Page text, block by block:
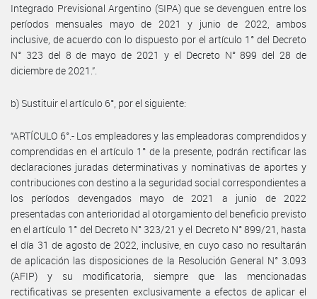
Integrado Previsional Argentino (SIPA) que se devenguen entre los
períodos mensuales mayo de 2021 y junio de 2022, ambos
inclusive, de acuerdo con lo dispuesto por el artículo 1° del Decreto
N° 323 del 8 de mayo de 2021 y el Decreto N° 899 del 28 de
diciembre de 2021.”.
b) Sustituir el artículo 6°, por el siguiente:
“ARTÍCULO 6°.- Los empleadores y las empleadoras comprendidos y
comprendidas en el artículo 1° de la presente, podrán rectificar las
declaraciones juradas determinativas y nominativas de aportes y
contribuciones con destino a la seguridad social correspondientes a
los períodos devengados mayo de 2021 a junio de 2022
presentadas con anterioridad al otorgamiento del beneficio previsto
en el artículo 1° del Decreto N° 323/21 y el Decreto N° 899/21, hasta
el día 31 de agosto de 2022, inclusive, en cuyo caso no resultarán
de aplicación las disposiciones de la Resolución General N° 3.093
(AFIP) y su modificatoria, siempre que las mencionadas
rectificativas se presenten exclusivamente a efectos de aplicar el